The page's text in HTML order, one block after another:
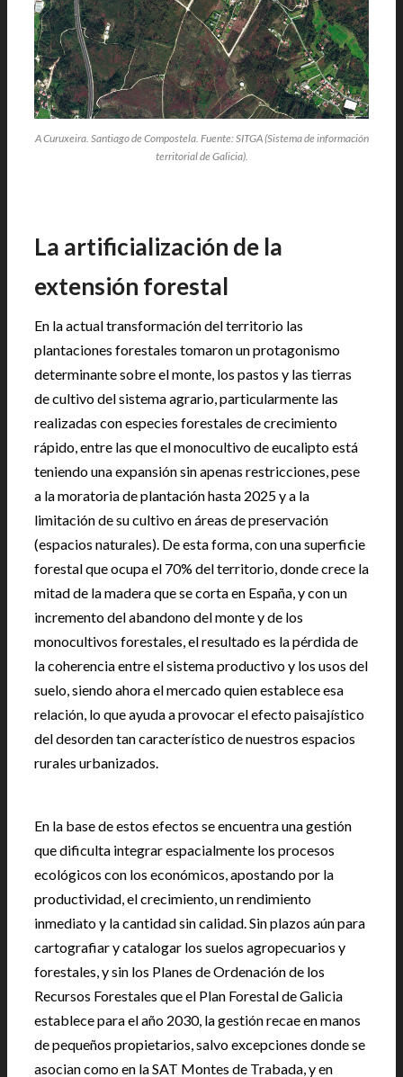
A Curuxeira. Santiago de Compostela. Fuente: SITGA (Sistema de información
territorial de Galicia).
La artificialización de la
extensión forestal
En la actual transformación del territorio las
plantaciones forestales tomaron un protagonismo
determinante sobre el monte, los pastos y las tierras
de cultivo del sistema agrario, particularmente las
realizadas con especies forestales de crecimiento
rápido, entre las que el monocultivo de eucalipto está
teniendo una expansión sin apenas restricciones, pese
a la moratoria de plantación hasta 2025 y a la
limitación de su cultivo en áreas de preservación
(espacios naturales). De esta forma, con una superficie
forestal que ocupa el 70% del territorio, donde crece la
mitad de la madera que se corta en España, y con un
incremento del abandono del monte y de los
monocultivos forestales, el resultado es la pérdida de
la coherencia entre el sistema productivo y los usos del
suelo, siendo ahora el mercado quien establece esa
relación, lo que ayuda a provocar el efecto paisajístico
del desorden tan característico de nuestros espacios
rurales urbanizados.
En la base de estos efectos se encuentra una gestión
que dificulta integrar espacialmente los procesos
ecológicos con los económicos, apostando por la
productividad, el crecimiento, un rendimiento
inmediato y la cantidad sin calidad. Sin plazos aún para
cartografiar y catalogar los suelos agropecuarios y
forestales, y sin los Planes de Ordenación de los
Recursos Forestales que el Plan Forestal de Galicia
establece para el año 2030, la gestión recae en manos
de pequeños propietarios, salvo excepciones donde se
asocian como en la SAT Montes de Trabada, y en